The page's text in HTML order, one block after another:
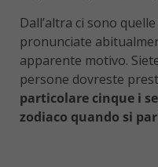
Dall’altra ci sono
pronunciate
apparente motivo.
persone dovreste
particolare cinque i
zodiaco quando si